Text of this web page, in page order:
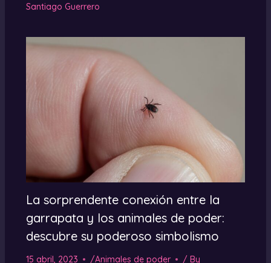
Santiago Guerrero
La sorprendente conexión entre la
garrapata y los animales de poder:
descubre su poderoso simbolismo
15 abril, 2023 /Animales de poder / By